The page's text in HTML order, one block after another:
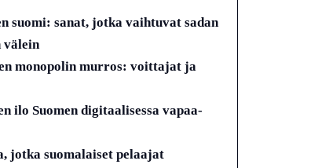
suomi: sanat, jotka vaihtuvat sadan
monopolin murros: voittajat ja
ilo Suomen digitaalisessa vapaa-
jotka suomalaiset pelaajat